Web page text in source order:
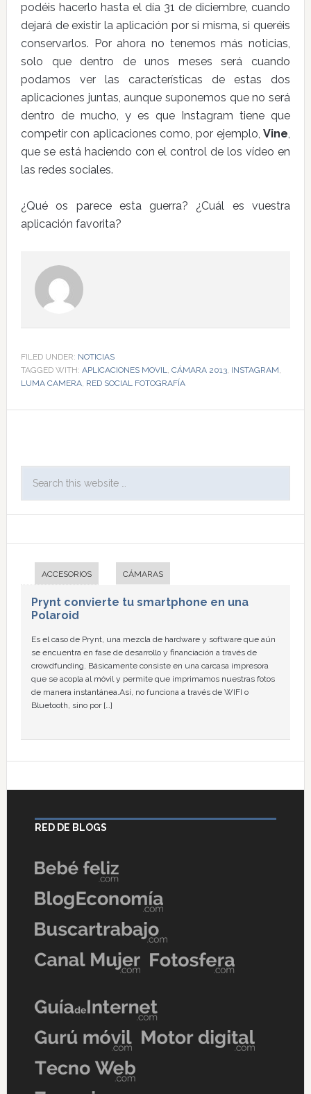
podéis hacerlo hasta el día 31 de diciembre, cuando
dejará de existir la aplicación por si misma, si queréis
conservarlos. Por ahora no tenemos más noticias,
solo que dentro de unos meses será cuando
podamos ver las características de estas dos
aplicaciones juntas, aunque suponemos que no será
dentro de mucho, y es que Instagram tiene que
competir con aplicaciones como, por ejemplo,Vine,
que se está haciendo con el control de los vídeo en
las redes sociales.
¿Qué os parece esta guerra? ¿Cuál es vuestra
aplicación favorita?
FILED UNDER: NOTICIAS
TAGGED WITH: APLICACIONES MOVIL, CÁMARA 2013, INSTAGRAM,
LUMA CAMERA, RED SOCIAL FOTOGRAFÍA
ACCESORIOS CÁMARAS
Prynt convierte tu smartphone en una
Polaroid
Es el caso de Prynt, una mezcla de hardware y software que aún
se encuentra en fase de desarrollo y financiación a través de
crowdfunding. Básicamente consiste en una carcasa impresora
que se acopla al móvil y permite que imprimamos nuestras fotos
de manera instantánea.Así, no funciona a través de WIFI o
Bluetooth, sino por […]
RED DE BLOGS